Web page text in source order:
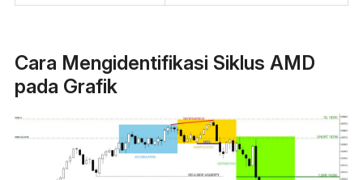
Cara Mengidentifikasi Siklus AMD
pada Grafik